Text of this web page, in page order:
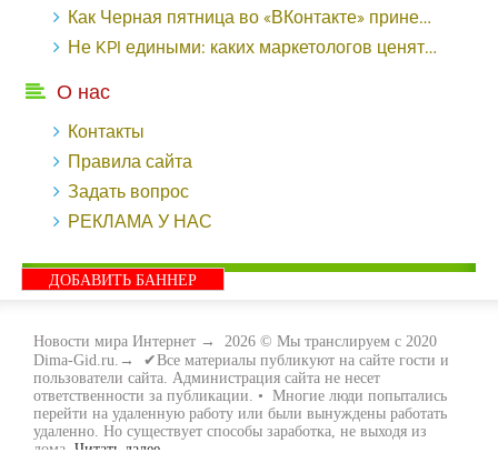
Как Черная пятница во «ВКонтакте» принесла магазину подарков 221 продажу по цене 38 рублей - «Заработок»
Не KPI едиными: каких маркетологов ценят - «Заработок»
О нас
Контакты
Правила сайта
Задать вопрос
РЕКЛАМА У НАС
ДОБАВИТЬ БАННЕР
Новости мира Интернет → 2026 © Мы транслируем с 2020
Dima-Gid.ru.→ ✔Все материалы публикуют на сайте гости и
пользователи сайта. Администрация сайта не несет
ответственности за публикации. • Многие люди попытались
перейти на удаленную работу или были вынуждены работать
удаленно. Но существует способы заработка, не выходя из
дома. Читать далее...